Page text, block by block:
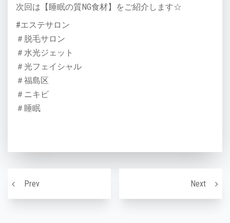
次回は【睡眠の質NG食材】をご紹介します☆
#エステサロン
＃脱毛サロン
＃水光ジェット
＃光フェイシャル
＃福島区
＃ニキビ
＃睡眠
Prev
シミに効く食べ物〜！体の内面からもシミ対策！
Next美肌